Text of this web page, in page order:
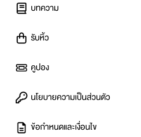
บทความ
รับหิ้ว
คูปอง
นโยบายความเป็นส่วนตัว
ข้อกำหนดและเงื่อนไข